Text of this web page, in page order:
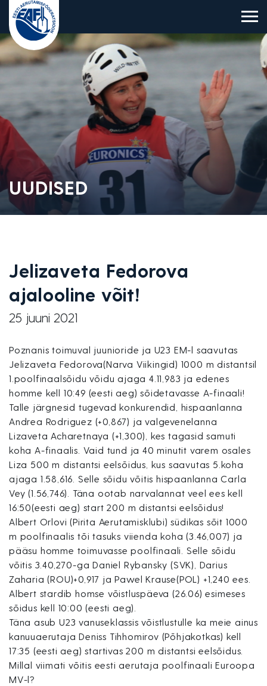
Eesti Aerutamisföderatsioon
UUDISED
Jelizaveta Fedorova
ajalooline võit!
25 juuni 2021
Poznanis toimuval juunioride ja U23 EM-l saavutas
Jelizaveta Fedorova(Narva Viikingid) 1000 m distantsil
1.poolfinaalsõidu võidu ajaga 4.11,983 ja edenes
homme kell 10:49 (eesti aeg) sõidetavasse A-finaali!
Talle järgnesid tugevad konkurendid, hispaanlanna
Andrea Rodriguez (+0,867) ja valgevenelanna
Lizaveta Acharetnaya (+1,300), kes tagasid samuti
koha A-finaalis. Vaid tund ja 40 minutit varem osales
Liza 500 m distantsi eelsõidus, kus saavutas 5.koha
ajaga 1.58,616. Selle sõidu võitis hispaanlanna Carla
Vey (1.56,746). Täna ootab narvalannat veel ees kell
16:50(eesti aeg) start 200 m distantsi eelsõidus!
Albert Orlovi (Pirita Aerutamisklubi) südikas sõit 1000
m poolfinaalis tõi tasuks viienda koha (3.46,007) ja
pääsu homme toimuvasse poolfinaali. Selle sõidu
võitis 3.40,270-ga Daniel Rybansky (SVK), Darius
Zaharia (ROU)+0,917 ja Pawel Krause(POL) +1,240 ees.
Albert stardib homse võistluspäeva (26.06) esimeses
sõidus kell 10:00 (eesti aeg).
Täna asub U23 vanuseklassis võistlustulle ka meie ainus
kanuuaerutaja Deniss Tihhomirov (Põhjakotkas) kell
17:35 (eesti aeg) startivas 200 m distantsi eelsõidus.
Millal viimati võitis eesti aerutaja poolfinaali Euroopa
MV-l?